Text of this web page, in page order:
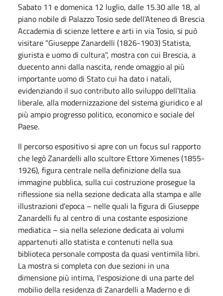
Sabato 11 e domenica 12 luglio, dalle 15.30 alle 18, al
piano nobile di Palazzo Tosio sede dell'Ateneo di Brescia
Accademia di scienze lettere e arti in via Tosio, si può
visitare "Giuseppe Zanardelli (1826-1903) Statista,
giurista e uomo di cultura", mostra con cui Brescia, a
duecento anni dalla nascita, rende omaggio al più
importante uomo di Stato cui ha dato i natali,
evidenziando il suo contributo allo sviluppo dell'Italia
liberale, alla modernizzazione del sistema giuridico e al
più ampio progresso politico, economico e sociale del
Paese.
Il percorso espositivo si apre con un focus sul rapporto
che legò Zanardelli allo scultore Ettore Ximenes (1855-
1926), figura centrale nella definizione della sua
immagine pubblica, sulla cui costruzione prosegue la
riflessione sia nella sezione dedicata alla stampa e alle
illustrazioni d'epoca – nelle quali la figura di Giuseppe
Zanardelli fu al centro di una costante esposizione
mediatica – sia nella selezione dedicata ai volumi
appartenuti allo statista e contenuti nella sua
biblioteca personale composta da quasi ventimila libri.
La mostra si completa con due sezioni in una
dimensione più intima, l'esposizione di una parte del
mobilio della residenza di Zanardelli a Maderno e di